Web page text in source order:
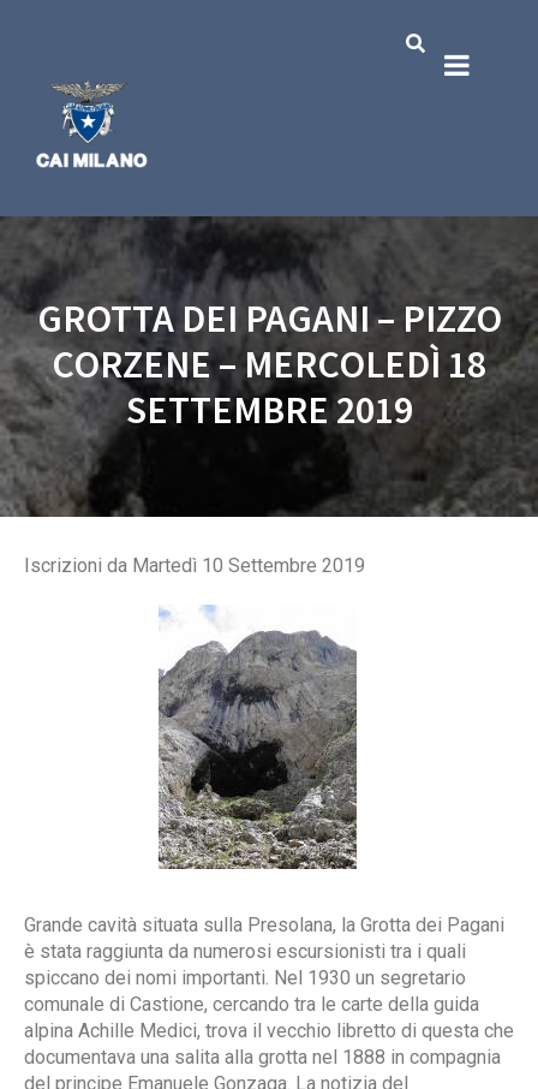
GROTTA DEI PAGANI – PIZZO
CORZENE – MERCOLEDÌ 18
SETTEMBRE 2019
Iscrizioni da Martedì 10 Settembre 2019
Grande cavità situata sulla Presolana, la Grotta dei Pagani
è stata raggiunta da numerosi escursionisti tra i quali
spiccano dei nomi importanti. Nel 1930 un segretario
comunale di Castione, cercando tra le carte della guida
alpina Achille Medici, trova il vecchio libretto di questa che
documentava una salita alla grotta nel 1888 in compagnia
del principe Emanuele Gonzaga. La notizia del